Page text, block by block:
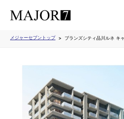
メジャーセブントップ ブランズシティ品川ルネ キ